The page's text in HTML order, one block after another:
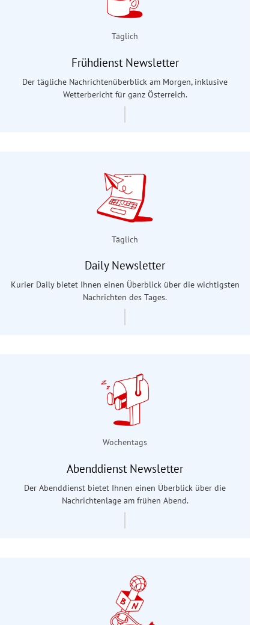
Täglich
Frühdienst Newsletter
Der tägliche Nachrichtenüberblick am Morgen, inklusive
Wetterbericht für ganz Österreich.
Täglich
Daily Newsletter
Kurier Daily bietet Ihnen einen Überblick über die wichtigsten
Nachrichten des Tages.
Wochentags
Abenddienst Newsletter
Der Abenddienst bietet Ihnen einen Überblick über die
Nachrichtenlage am frühen Abend.